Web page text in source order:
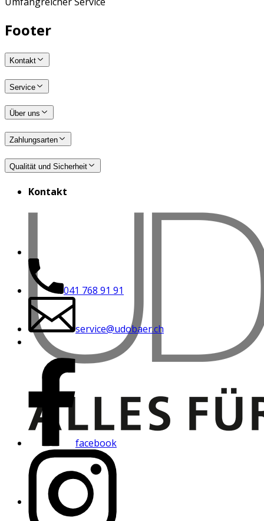
Footer
Kontakt
Service
Über uns
Zahlungsarten
Qualität und Sicherheit
Kontakt
041 768 91 91
service@udobaer.ch
facebook